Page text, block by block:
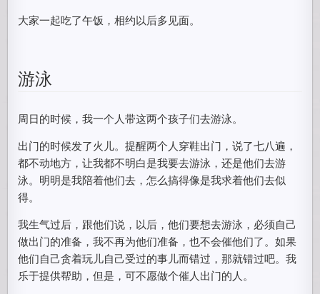
大家一起吃了午饭，相约以后多见面。
游泳
周日的时候，我一个人带这两个孩子们去游泳。
出门的时候发了火儿。提醒两个人穿鞋出门，说了七八遍，
都不动地方，让我都不明白是我要去游泳，还是他们去游
泳。明明是我陪着他们去，怎么搞得像是我求着他们去似
得。
我生气过后，跟他们说，以后，他们要想去游泳，必须自己
做出门的准备，我不再为他们准备，也不会催他们了。如果
他们自己贪着玩儿自己受过的事儿而错过，那就错过吧。我
乐于提供帮助，但是，可不愿做个催人出门的人。